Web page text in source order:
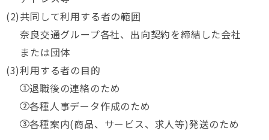
共同して利用する者の範囲
奈良交通グループ各社、出向契約を締結した会社
または団体
利用する者の目的
退職後の連絡のため
各種人事データ作成のため
各種案内(商品、サービス、求人等)発送のため